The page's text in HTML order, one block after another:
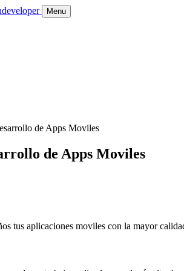
Menu
de Apps Moviles
de Apps Moviles
tus aplicaciones moviles con la mayor